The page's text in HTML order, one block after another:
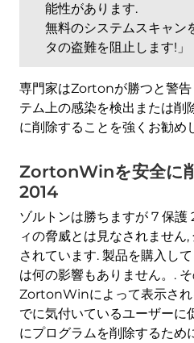
能性があります.
無料のシステムスキャン
タの盗難を阻止します!」
専門家はZortonが勝つと警告
テム上の感染を検出または削
に削除することを強くお勧め
ZortonWinを安全に
2014
ゾルトンは勝ちますが 7 保
ィの脅威とは見なされません
されています. 製品を購入し
は何の影響もありません。. そ
ZortonWinによって表示され
でに気付いているユーザーに
にプログラムを削除するため